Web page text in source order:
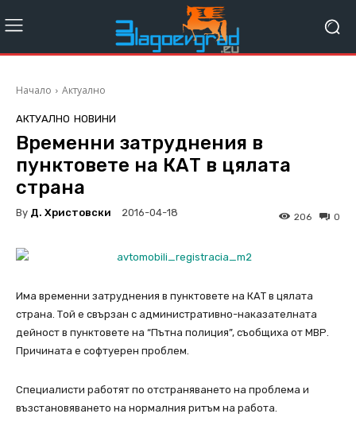
Начало Актуално
АКТУАЛНО НОВИНИ
Временни затруднения в
пунктовете на КАТ в цялата
страна
By Д. Христовски 2016-04-18 0
206
Има временни затруднения в пунктовете на КАТ в цялата
страна. Той е свързан с административно-наказателната
дейност в пунктовете на “Пътна полиция”, съобщиха от МВР.
Причината е софтуерен проблем.
Специалисти работят по отстраняването на проблема и
възстановяването на нормалния ритъм на работа.